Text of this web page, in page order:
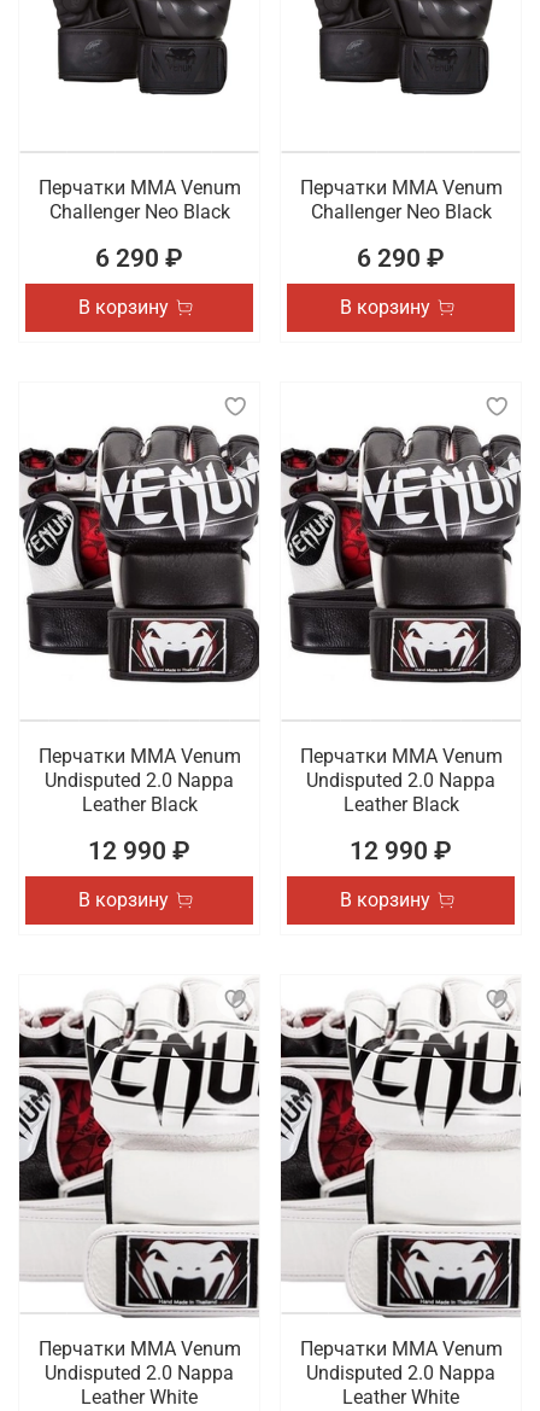
Перчатки ММА Venum
Challenger Neo Black
6 290 ₽
В корзину
Перчатки ММА Venum
Challenger Neo Black
6 290 ₽
В корзину
Перчатки ММА Venum
Undisputed 2.0 Nappa
Leather Black
12 990 ₽
В корзину
Перчатки ММА Venum
Undisputed 2.0 Nappa
Leather Black
12 990 ₽
В корзину
Перчатки ММА Venum
Undisputed 2.0 Nappa
Leather White
Перчатки ММА Venum
Undisputed 2.0 Nappa
Leather White